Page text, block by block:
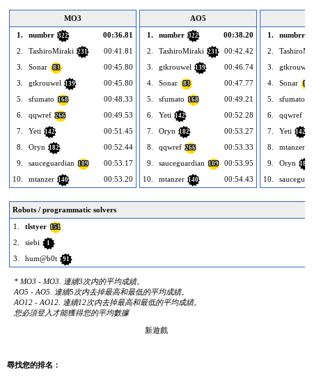
MO3
1.
numbrr 322
00:36.81
2.
TashiroMiraki 231
00:41.81
3.
Sonar 83
00:45.80
3.
gtkrouwel 139
00:45.80
5.
sfumato 168
00:48.33
6.
qqwref 266
00:49.53
7.
Yeti 142
00:51.45
8.
Oryn 182
00:52.44
9.
sauceguardian 109
00:53.17
10.
mtanzer 140 00:53.20
AO5
1.
numbrr 322
00:38.20
2.
TashiroMiraki 231
00:42.42
3.
gtkrouwel 139
00:46.74
4.
Sonar 83
00:47.77
5.
sfumato 168
00:49.21
6.
Yeti 142
00:52.28
7.
Oryn 182
00:53.27
8.
qqwref 266
00:53.33
9.
sauceguardian 109
00:53.95
10.
mtanzer 140 00:54.43
1.
numbrr
2.
3.
gtkrouwel
4.
Sonar 83
5. sfumato
6. qqwref
7. Yeti 142
8. mtanzer
9. Oryn 182
10.
Robots / programmatic solvers
1.
tlstyer 151
2. siebi 1
3. hum@b0t 91
* MO3 - MO3. 連續3次内的平均成績。
AO5 - AO5. 連續5次内去掉最高和最低的平均成績。
AO12 - AO12. 連續12次内去掉最高和最低的平均成績。
您必須登入才能獲得您的平均數據
新遊戲
尋找您的排名：